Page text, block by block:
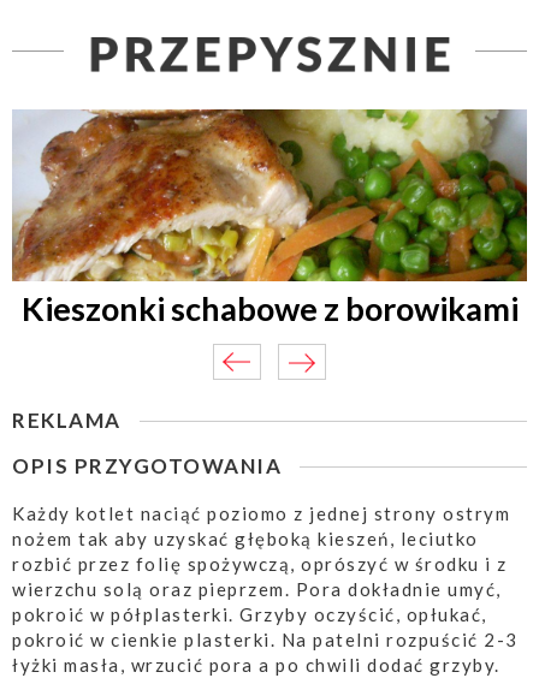
Kieszonki schabowe z borowikami
REKLAMA
OPIS PRZYGOTOWANIA
Każdy kotlet naciąć poziomo z jednej strony ostrym
nożem tak aby uzyskać głęboką kieszeń, leciutko
rozbić przez folię spożywczą, oprószyć w środku i z
wierzchu solą oraz pieprzem. Pora dokładnie umyć,
pokroić w półplasterki. Grzyby oczyścić, opłukać,
pokroić w cienkie plasterki. Na patelni rozpuścić 2-3
łyżki masła, wrzucić pora a po chwili dodać grzyby.